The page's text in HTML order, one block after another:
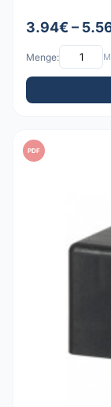
3.94€ –
Menge:
PDF